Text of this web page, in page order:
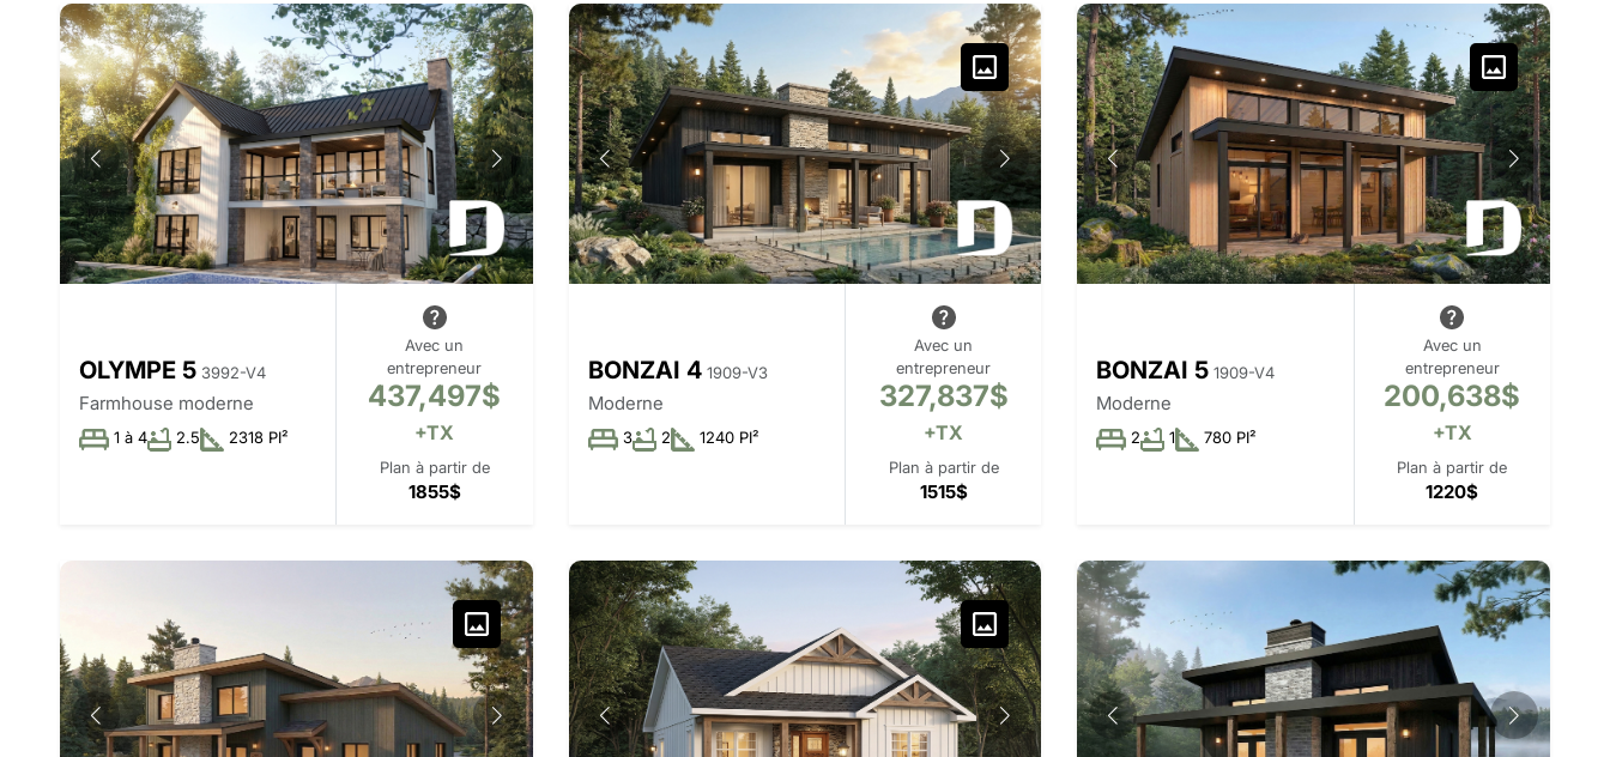
OLYMPE 5 3992-V4
Farmhouse moderne
1 à 4 2.5 2318 PI²
Avec un
entrepreneur
437,497$
+TX
Plan à partir de
1855$
BONZAI 4 1909-V3
Moderne
3 2 1240 PI²
Avec un
entrepreneur
327,837$
+TX
Plan à partir de
1515$
BONZAI 5 1909-V4
Moderne
2 1 780 PI²
Avec un
entrepreneur
200,638$
+TX
Plan à partir de
1220$